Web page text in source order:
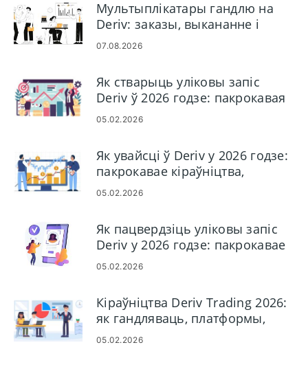
Мультыплікатары гандлю на
Deriv: заказы, выкананне і
рызыка
07.08.2026
Як стварыць уліковы запіс
Deriv ў 2026 годзе: пакрокавая
інструкцыя па рэгістрацыі для
05.02.2026
Як увайсці ў Deriv у 2026 годзе:
пакрокавае кіраўніцтва,
распаўсюджаныя праблемы з
05.02.2026
Як пацвердзіць уліковы запіс
Deriv у 2026 годзе: пакрокавае
кіраўніцтва KYC, дакументы і
05.02.2026
Кіраўніцтва Deriv Trading 2026:
як гандляваць, платформы,
стратэгіі і кіраванне рызыкамі
05.02.2026